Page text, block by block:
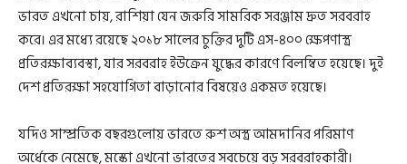
ভারত এখনো চায়, রাশিয়া যেন জরুরি সামরিক সরঞ্জাম দ্রুত সরবরাহ
করে। এর মধ্যে রয়েছে ২০১৮ সালের চুক্তির দুটি এস-৪০০ ক্ষেপণাস্ত্র
প্রতিরক্ষাব্যবস্থা, যার সরবরাহ ইউক্রেন যুদ্ধের কারণে বিলম্বিত হয়েছে। দুই
দেশ প্রতিরক্ষা সহযোগিতা বাড়ানোর বিষয়েও একমত হয়েছে।
যদিও সাম্প্রতিক বছরগুলোয় ভারতে রুশ অস্ত্র আমদানির পরিমাণ
অর্ধেকে নেমেছে, মস্কো এখনো ভারতের সবচেয়ে বড় সরবরাহকারী।